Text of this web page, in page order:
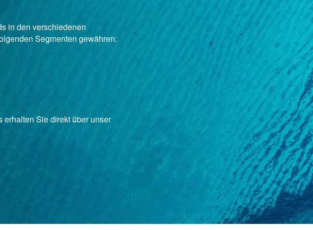
in den verschiedenen
Segmenten gewähren:
erhalten Sie direkt über unser